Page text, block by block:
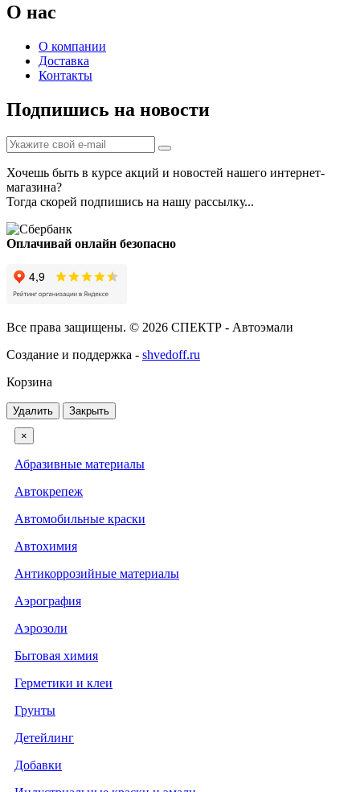
О нас
О компании
Доставка
Контакты
Подпишись на новости
Хочешь быть в курсе акций и новостей нашего интернет-
магазина?
Тогда скорей подпишись на нашу рассылку...
Оплачивай онлайн безопасно
Все права защищены. © 2026 СПЕКТР - Автоэмали
Создание и поддержка - shvedoff.ru
Корзина
Удалить Закрыть
×
Абразивные материалы
Автокрепеж
Автомобильные краски
Автохимия
Антикоррозийные материалы
Аэрография
Аэрозоли
Бытовая химия
Герметики и клеи
Грунты
Детейлинг
Добавки